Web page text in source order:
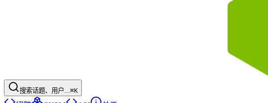
搜索话题、用户...⌘K